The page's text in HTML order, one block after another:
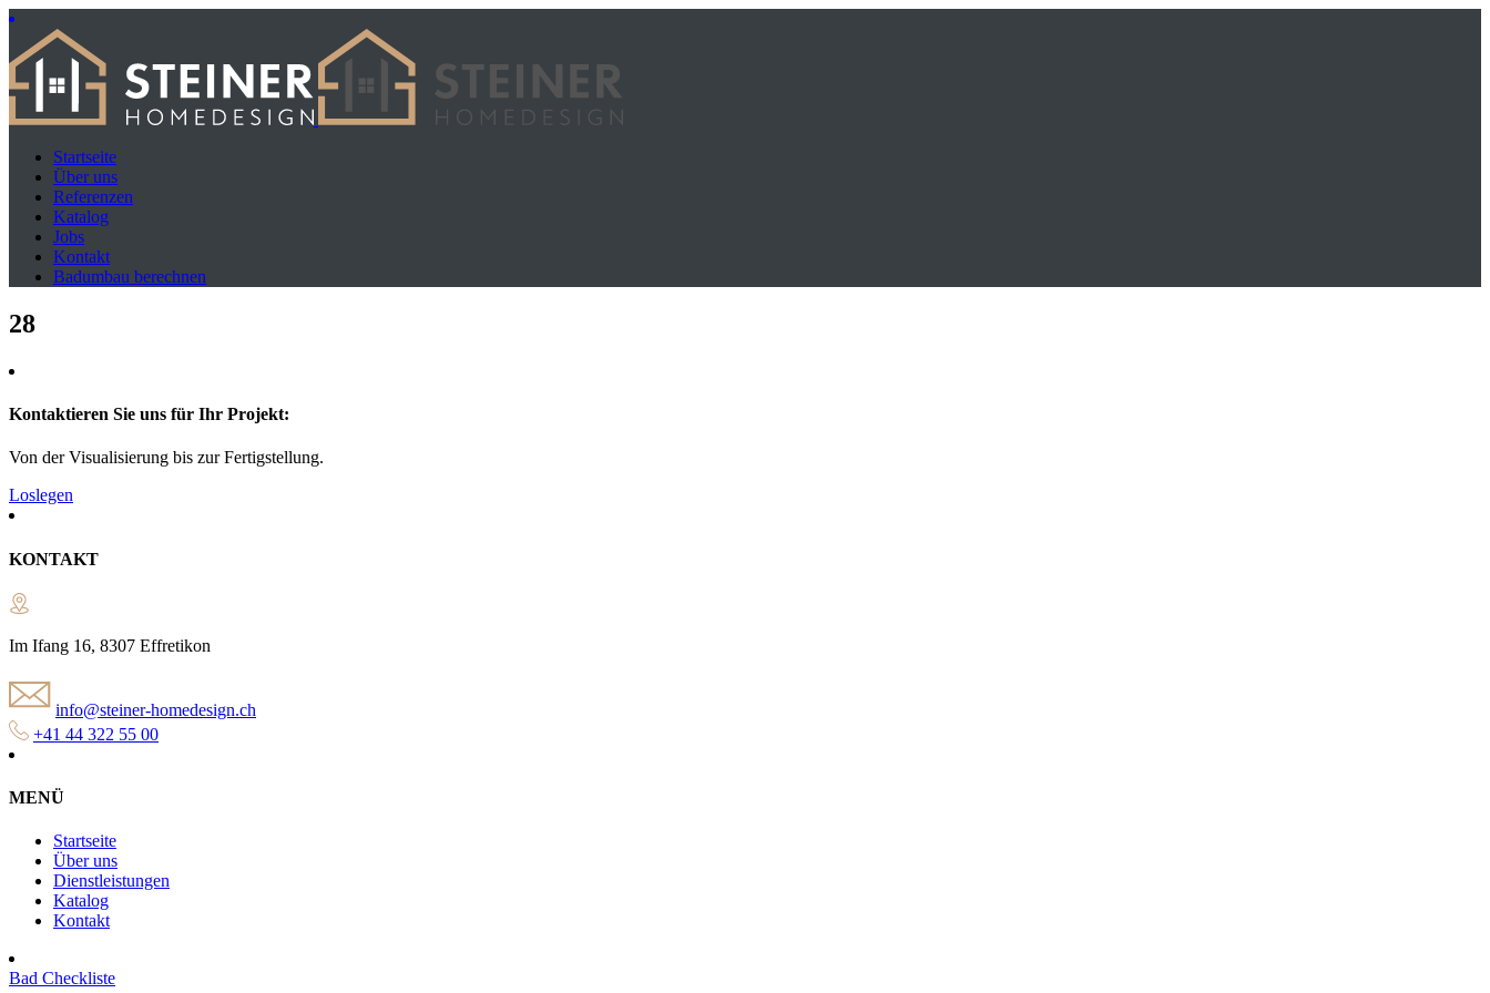
Startseite
Über uns
Referenzen
Katalog
Jobs
Kontakt
Badumbau berechnen
28
Kontaktieren Sie uns für Ihr Projekt:
Von der Visualisierung bis zur Fertigstellung.
Loslegen
KONTAKT
Im Ifang 16, 8307 Effretikon
info@steiner-homedesign.ch
+41 44 322 55 00
MENÜ
Startseite
Über uns
Dienstleistungen
Katalog
Kontakt
Bad Checkliste